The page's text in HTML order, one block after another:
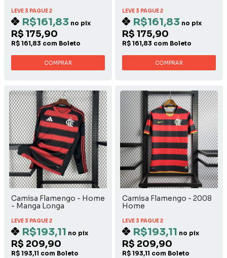
LEVE 3 PAGUE 2
R$161,83 no pix
R$ 175,90
R$ 161,83 com Boleto
COMPRAR
LEVE 3 PAGUE 2
R$161,83 no pix
R$ 175,90
R$ 161,83 com Boleto
COMPRAR
Camisa Flamengo - Home
- Manga Longa
LEVE 3 PAGUE 2
R$193,11 no pix
R$ 209,90
R$ 193,11 com Boleto
Camisa Flamengo - 2008
Home
LEVE 3 PAGUE 2
R$193,11 no pix
R$ 209,90
R$ 193,11 com Boleto